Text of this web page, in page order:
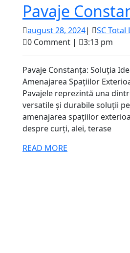
Pavaje
august 28, 2024august
28,
2024
| SC Total
0 Comment | 3:13 pm
Pavaje Constanța: Soluția
Amenajarea Spațiilor
Pavajele reprezintă una
versatile și durabile soluții
amenajarea spațiilor
despre curți, alei, terase
READ MORE